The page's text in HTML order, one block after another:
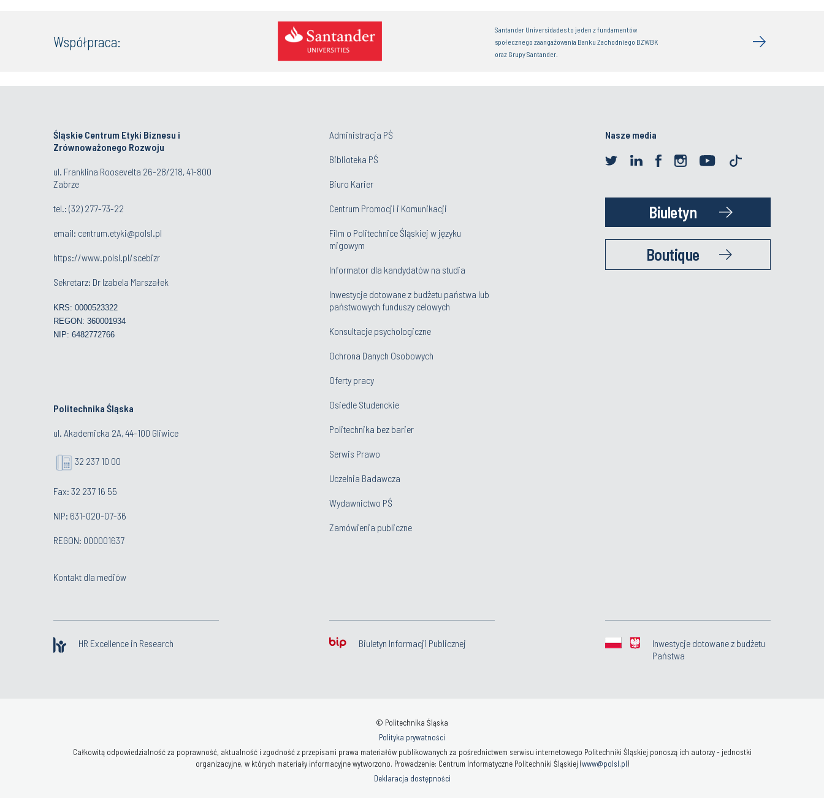
Współpraca:
Santander Universidades to jeden z fundamentów
społecznego zaangażowania Banku Zachodniego BZWBK
oraz Grupy Santander.
Śląskie Centrum Etyki Biznesu i
Zrównoważonego Rozwoju
ul. Franklina Roosevelta 26-28/218, 41-800
Zabrze
tel.: (32) 277-73-22
email: centrum.etyki@polsl.pl
https://www.polsl.pl/scebizr
Sekretarz: Dr Izabela Marszałek
KRS: 0000523322
REGON: 360001934
NIP: 6482772766
Politechnika Śląska
ul. Akademicka 2A, 44-100 Gliwice
32 237 10 00
Fax: 32 237 16 55
NIP: 631-020-07-36
REGON: 000001637
Kontakt dla mediów
Administracja PŚ
Biblioteka PŚ
Biuro Karier
Centrum Promocji i Komunikacji
Film o Politechnice Śląskiej w języku
migowym
Informator dla kandydatów na studia
Inwestycje dotowane z budżetu państwa lub
państwowych funduszy celowych
Konsultacje psychologiczne
Ochrona Danych Osobowych
Oferty pracy
Osiedle Studenckie
Politechnika bez barier
Serwis Prawo
Uczelnia Badawcza
Wydawnictwo PŚ
Zamówienia publiczne
Nasze media
Biuletyn
Boutique
HR Excellence in Research Biuletyn Informacji Publicznej
Inwestycje dotowane z budżetu
Państwa
© Politechnika Śląska
Polityka prywatności
Całkowitą odpowiedzialność za poprawność, aktualność i zgodność z przepisami prawa materiałów publikowanych za pośrednictwem serwisu internetowego Politechniki Śląskiej ponoszą ich autorzy - jednostki
organizacyjne, w których materiały informacyjne wytworzono. Prowadzenie: Centrum Informatyczne Politechniki Śląskiej (www@polsl.pl)
Deklaracja dostępności